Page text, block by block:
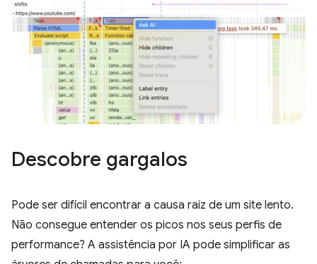
Descobre gargalos
Pode ser difícil encontrar a causa raiz de um site lento.
Não consegue entender os picos nos seus perfis de
performance? A assistência por IA pode simplificar as